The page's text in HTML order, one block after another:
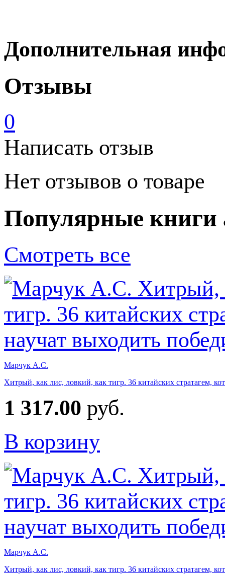
Дополнительная
Отзывы
0
Написать отзыв
Нет отзывов о товаре
Популярные книги
Смотреть все
Марчук А.С.
Хитрый, как лис, ловкий, как тигр. 36 китайских стратагем,
1 317.00 руб.
В корзину
Марчук А.С.
Хитрый, как лис, ловкий, как тигр. 36 китайских стратагем,